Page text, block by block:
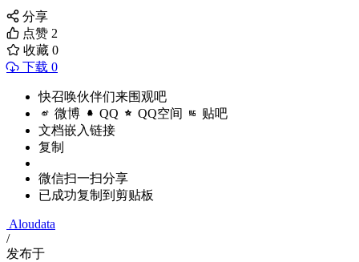
分享
点赞 2
收藏 0
下载 0
快召唤伙伴们来围观吧
微博 QQ QQ空间 贴吧
文档嵌入链接
复制
微信扫一扫分享
已成功复制到剪贴板
Aloudata
/
发布于